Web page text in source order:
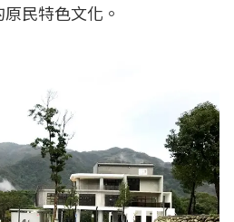
民特色文化。